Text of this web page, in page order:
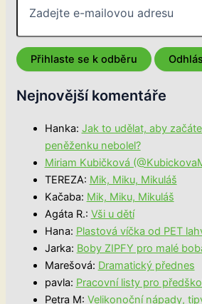
Nejnovější komentáře
Hanka: Jak to udělat, aby
peněženku nebolel?
Miriam Kubičková
TEREZA: Mik, Miku, Mikuláš
Kačaba: Mik, Miku, Mikuláš
Agáta R.: Vši u dětí
Hana: Plastová víčka od PET
Jarka: Boby ZIPFY pro malé
Marešová: Dramatický přednes
pavla: Pracovní listy pro
Petra M: Velikonoční nápady,